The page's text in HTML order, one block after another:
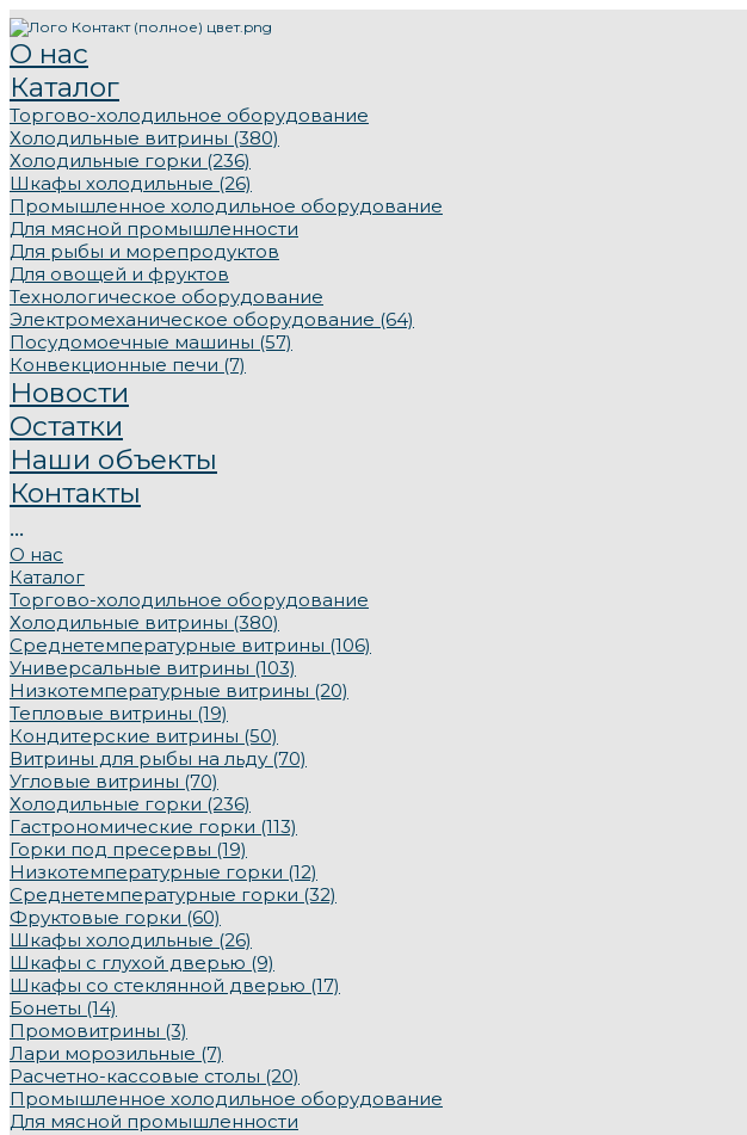
О нас
Каталог
Торгово-холодильное оборудование
Холодильные витрины (380)
Холодильные горки (236)
Шкафы холодильные (26)
Промышленное холодильное оборудование
Для мясной промышленности
Для рыбы и морепродуктов
Для овощей и фруктов
Технологическое оборудование
Электромеханическое оборудование (64)
Посудомоечные машины (57)
Конвекционные печи (7)
Новости
Остатки
Наши объекты
Контакты
...
О нас
Каталог
Торгово-холодильное оборудование
Холодильные витрины (380)
Среднетемпературные витрины (106)
Универсальные витрины (103)
Низкотемпературные витрины (20)
Тепловые витрины (19)
Кондитерские витрины (50)
Витрины для рыбы на льду (70)
Угловые витрины (70)
Холодильные горки (236)
Гастрономические горки (113)
Горки под пресервы (19)
Низкотемпературные горки (12)
Среднетемпературные горки (32)
Фруктовые горки (60)
Шкафы холодильные (26)
Шкафы с глухой дверью (9)
Шкафы со стеклянной дверью (17)
Бонеты (14)
Промовитрины (3)
Лари морозильные (7)
Расчетно-кассовые столы (20)
Промышленное холодильное оборудование
Для мясной промышленности